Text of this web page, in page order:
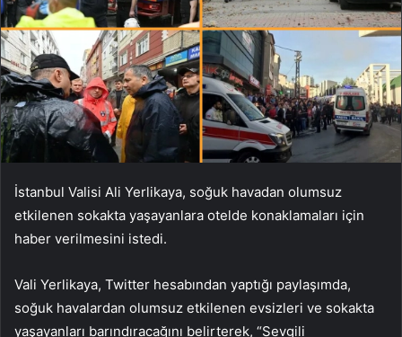
İstanbul Valisi Ali Yerlikaya, soğuk havadan olumsuz
etkilenen sokakta yaşayanlara otelde konaklamaları için
haber verilmesini istedi.
Vali Yerlikaya, Twitter hesabından yaptığı paylaşımda,
soğuk havalardan olumsuz etkilenen evsizleri ve sokakta
yaşayanları barındıracağını belirterek, “Sevgili